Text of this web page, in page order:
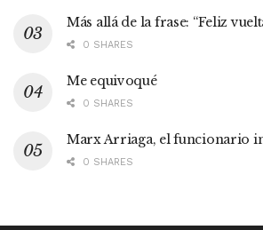
Más allá de la frase: “Feliz
0 SHARES
Me equivoqué
0 SHARES
Marx Arriaga, el funcionario
0 SHARES